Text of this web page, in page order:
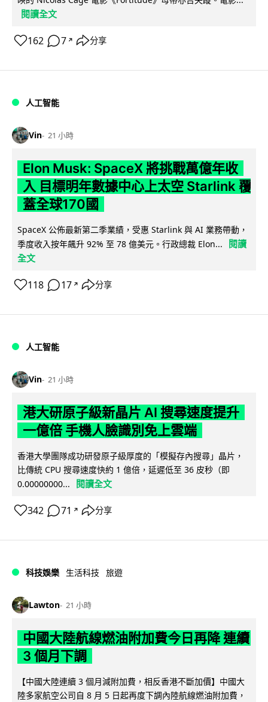
閱讀全文
162 7 ↗ 分享
人工智能
Vin 21 小時
Elon Musk: SpaceX 將挑戰萬億年收
入 目標明年數據中心上太空 Starlink 覆
蓋全球170國
SpaceX 公佈最新第二季業績，受惠 Starlink 與 AI 業務帶動，
季度收入按年飆升 92% 至 78 億美元。行政總裁 Elon...
閱讀
全文
118 17 ↗ 分享
人工智能
Vin 21 小時
港大研原子級新晶片 AI 搜尋速度提升
一億倍 手機人臉識別免上雲端
香港大學團隊成功研發原子級厚度的「模擬存內搜尋」晶片，
比傳統 CPU 搜尋速度快約 1 億倍，延遲低至 36 皮秒（即
0.00000000...
閱讀全文
342 71 ↗ 分享
科技娛樂 生活科技 旅遊
Lawton 21 小時
中國大陸航線燃油附加費今日再降 連續
3 個月下調
【中國大陸連續 3 個月減附加費，相反香港不斷加價】中國大
陸多家航空公司自 8 月 5 日起再度下調內陸航線燃油附加費，